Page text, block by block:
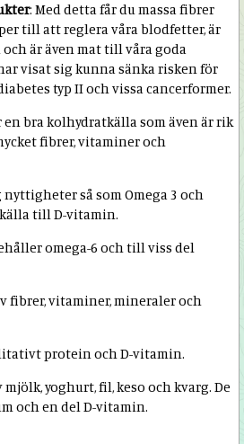
: Med detta får du massa fibrer
till att reglera våra blodfetter, är
är även mat till våra goda
visat sig kunna sänka risken för
typ II och vissa cancerformer.
en bra kolhydratkälla som även är rik
fibrer, vitaminer och
nyttigheter så som Omega 3 och
till D-vitamin.
omega-6 och till viss del
fibrer, vitaminer, mineraler och
protein och D-vitamin.
mjölk, yoghurt, fil, keso och kvarg. De
och en del D-vitamin.